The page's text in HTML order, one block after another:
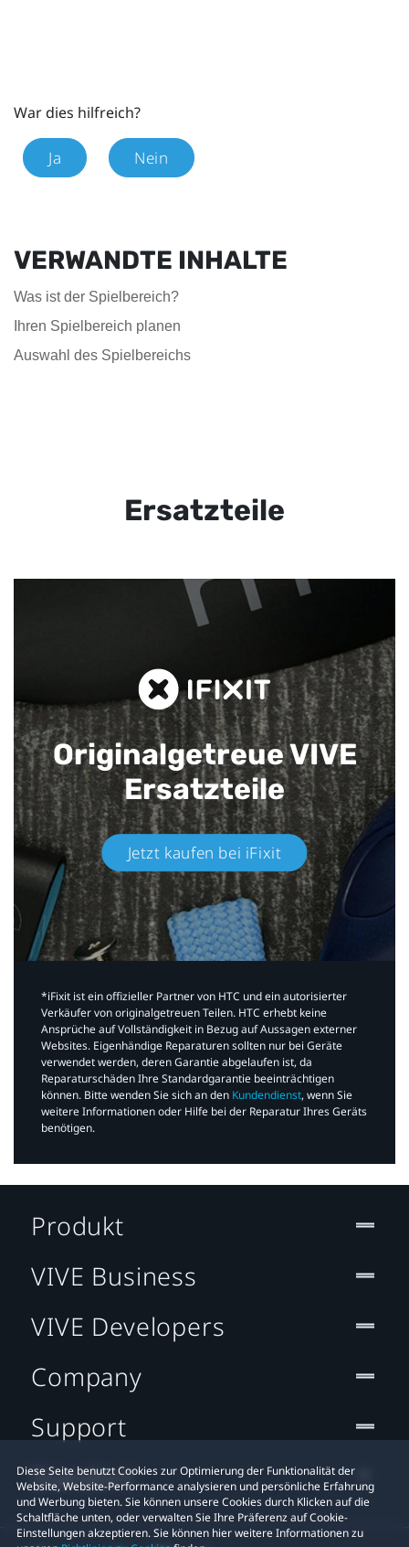
War dies hilfreich?
Ja Nein
VERWANDTE INHALTE
Was ist der Spielbereich?
Ihren Spielbereich planen
Auswahl des Spielbereichs
Ersatzteile
Originalgetreue VIVE
Ersatzteile
Jetzt kaufen bei iFixit​
*iFixit ist ein offizieller Partner von HTC und ein autorisierter
Verkäufer von originalgetreuen Teilen. HTC erhebt keine
Ansprüche auf Vollständigkeit in Bezug auf Aussagen externer
Websites. Eigenhändige Reparaturen sollten nur bei Geräte
verwendet werden, deren Garantie abgelaufen ist, da
Reparaturschäden Ihre Standardgarantie beeinträchtigen
können. Bitte wenden Sie sich an den Kundendienst, wenn Sie
weitere Informationen oder Hilfe bei der Reparatur Ihres Geräts
benötigen.​
Diese Seite benutzt Cookies zur Optimierung der Funktionalität der
Website, Website-Performance analysieren und persönliche Erfahrung
und Werbung bieten. Sie können unsere Cookies durch Klicken auf die
Schaltfläche unten, oder verwalten Sie Ihre Präferenz auf Cookie-
Einstellungen akzeptieren. Sie können hier weitere Informationen zu
Produkt
VIVE Business
VIVE Developers
Company
Support
Standort